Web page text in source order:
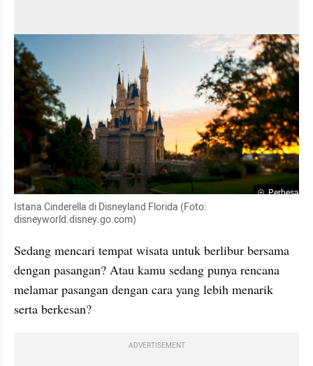
Perbesar
Istana Cinderella di Disneyland Florida (Foto:
disneyworld.disney.go.com)
Sedang mencari tempat wisata untuk berlibur bersama
dengan pasangan? Atau kamu sedang punya rencana
melamar pasangan dengan cara yang lebih menarik
serta berkesan?
ADVERTISEMENT